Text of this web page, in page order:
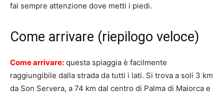
fai sempre attenzione dove metti i piedi.
Come arrivare (riepilogo veloce)
Come arrivare: questa spiaggia è facilmente
raggiungibile dalla strada da tutti i lati. Si trova a soli 3 km
da Son Servera, a 74 km dal centro di Palma di Maiorca e